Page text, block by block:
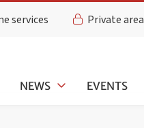
services Private area
NEWS EVENTS